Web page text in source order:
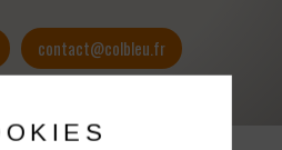
contact@colbleu.fr